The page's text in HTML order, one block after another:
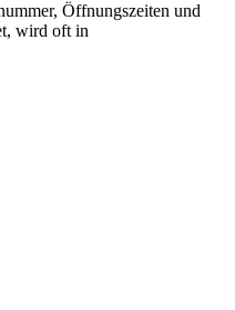
Öffnungszeiten und
wird oft in